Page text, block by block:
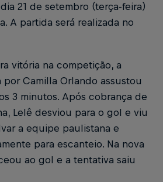
21 de setembro (terça-feira)
A partida será realizada no
vitória na competição, a
Camilla Orlando assustou
3 minutos. Após cobrança de
Lelê desviou para o gol e viu
a equipe paulistana e
para escanteio. Na nova
ao gol e a tentativa saiu